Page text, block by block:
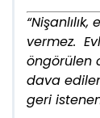
vermez.
öngörülen
dava
geri